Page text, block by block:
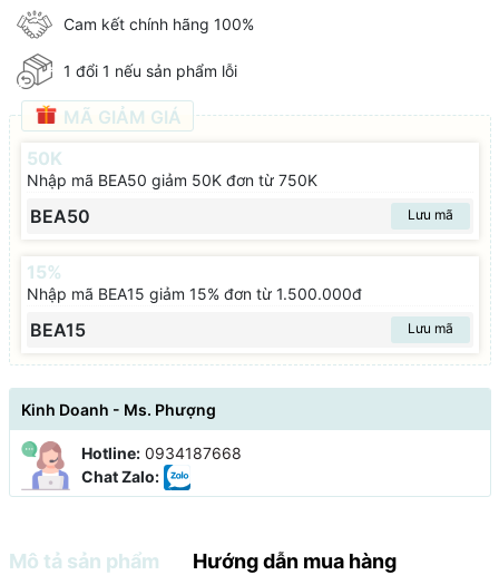
Cam kết chính hãng 100%
1 đổi 1 nếu sản phẩm lỗi
MÃ GIẢM GIÁ
50K
Nhập mã BEA50 giảm 50K đơn từ 750K
BEA50 Lưu mã
15%
Nhập mã BEA15 giảm 15% đơn từ 1.500.000đ
BEA15 Lưu mã
Kinh Doanh - Ms. Phượng
Hotline: 0934187668
Chat Zalo:
Mô tả sản phẩm Hướng dẫn mua hàng